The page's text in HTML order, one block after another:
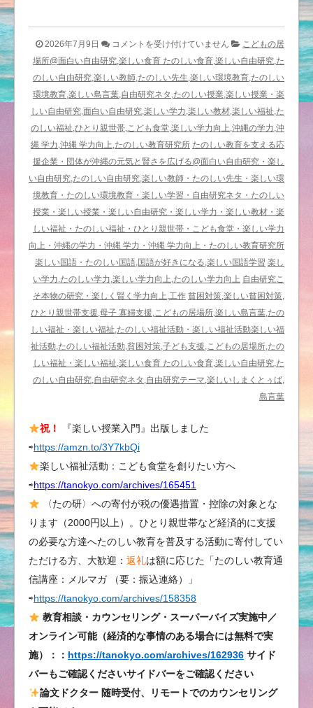
2026年7月9日
最
新
〈た
の
し
い
教
育
メ
ー
ル
マ
ガ
ジ
ン〉
か
ら
／
板
倉
聖
育
問
題
素
義
の
ま
ま」
は
コメントを受け付けていません
こどもの居
場所@面白い自由研究,楽しい食育 たのしい食育,楽しい自由研究,た
のしい自由研究,楽しい教師,たのしい先生,楽しい環境教育,たのしい
環境教育,楽しい島言葉,自由研究ネタ,たのしい授業,楽しい授業・楽
しい自由研究,面白い自由研究,楽しい学力,楽しい教材,楽しい福祉,た
のしい福祉,ひとり親世帯,こども食堂,楽しい学力向上,沖縄の学力,沖
縄 学力,沖縄 学力向上,たのしい教育研究所 たのしい教育を支える応
援企業・団体が沖縄の元気と賢さを広げる@面白い自由研究・楽し
い自由研究,たのしい自由研究,楽しい教師・たのしい先生・楽しい環
境教育・たのしい環境教育・楽しい学習・自由研究ネタ・たのしい
授業・楽しい授業・楽しい自由研究・楽しい学力・楽しい教材・楽
しい福祉・たのしい福祉・ひとり親世帯・こども食堂・楽しい学力
向上・沖縄の学力・沖縄 学力・沖縄 学力向上・たのしい教育研究所
楽しい国語・たのしい国語,国語が好きになる,楽しい国語学習 楽し
い学力.たのしい学力,楽しい学力向上,たのしい学力向上 自由研究こ
そ本物の研究・楽しく賢く学力向上,工作 貧困対策,楽しい貧困対策,
ひとり親世帯支援,母子 寡婦支援,こどもの居場所,楽しい島言葉,たの
しい福祉・楽しい福祉,たのしい福祉活動・楽しい福祉活動楽しい福
祉活動,たのしい福祉活動,貧困対策,子ども支援,こどもの居場所,たの
しい福祉・楽しい福祉,楽しい食育 たのしい食育,楽しい自由研究,た
のしい自由研究,自由研究ネタ,自由研究テーマ,楽しいしまくとぅば,
島言葉
祝！
『楽しい授業入門』出版しました
⇨https://amzn.to/3Y7kbQi
楽しい福祉活動：こども食堂を創りたい方へ
⇨https://tanokyo.com/archives/165451
〈たの研〉への寄付が税の優遇措置・控除の対象とな
ります（2000円以上）。ひとり親世帯など経済的に支援
の必要な方達へたのしい教育を普及する活動に寄付してい
ただける方、大歓迎： 返礼は額に応じた「たのしい教育通
信講座：メルマガ （要：振込連絡）」
⇨https://tanokyo.com/archives/158358
教育相談・カウンセリング・スーパーバイズ実施中／
オンライン可能（経済的な事情のある場合には無料で実
施）：： https://tanokyo.com/archives/162936 サイド
バーもご確認くださいサイドバーをご確認ください
論文ドクター 随時受付、リモートでのカウンセリング